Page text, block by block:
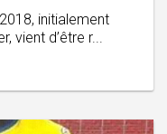
initialement
vient d’être r...